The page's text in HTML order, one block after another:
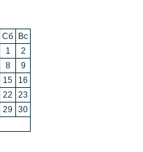
Сб
Вс
1
2
8
9
15
16
22
23
29
30